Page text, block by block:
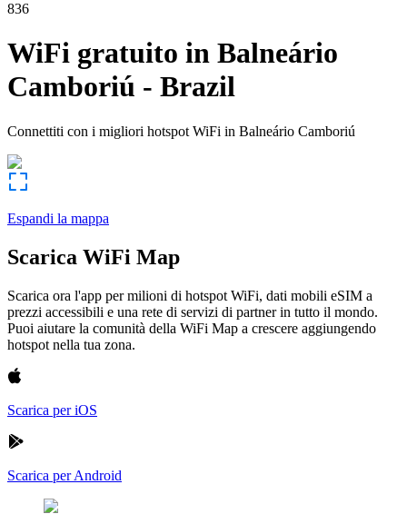
836
WiFi gratuito in Balneário
Camboriú - Brazil
Connettiti con i migliori hotspot WiFi in Balneário Camboriú
Espandi la mappa
Scarica WiFi Map
Scarica ora l'app per milioni di hotspot WiFi, dati mobili eSIM a
prezzi accessibili e una rete di servizi di partner in tutto il mondo.
Puoi aiutare la comunità della WiFi Map a crescere aggiungendo
hotspot nella tua zona.
Scarica per iOS
Scarica per Android